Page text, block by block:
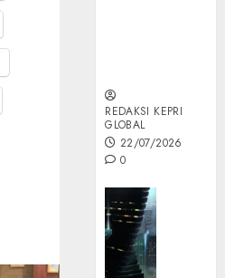
REDAKSI KEPRI
GLOBAL
22/07/2026
0